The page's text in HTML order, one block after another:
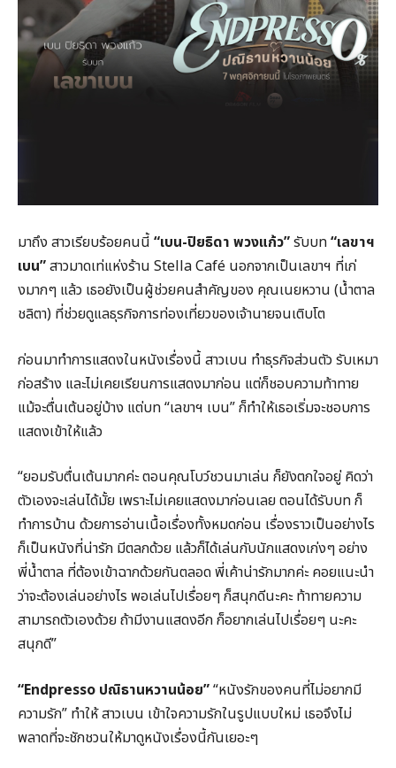
มาถึง สาวเรียบร้อยคนนี้ “เบน-ปิยธิดา พวงแก้ว”รับบท“เลขาฯ
เบน”สาวมาดเท่แห่งร้าน Stella Café นอกจากเป็นเลขาฯ ที่เก่
งมากๆ แล้ว เธอยังเป็นผู้ช่วยคนสำคัญของ คุณเนยหวาน (น้ำตาล
ชลิตา) ที่ช่วยดูแลธุรกิจการท่องเที่ยวของเจ้านายจนเติบโต
ก่อนมาทำการแสดงในหนังเรื่องนี้ สาวเบน ทำธุรกิจส่วนตัว รับเหมา
ก่อสร้าง และไม่เคยเรียนการแสดงมาก่อน แต่ก็ชอบความท้าทาย
แม้จะตื่นเต้นอยู่บ้าง แต่บท “เลขาฯ เบน” ก็ทำให้เธอเริ่มจะชอบการ
แสดงเข้าให้แล้ว
“ยอมรับตื่นเต้นมากค่ะ ตอนคุณโบว์ชวนมาเล่น ก็ยังตกใจอยู่ คิดว่า
ตัวเองจะเล่นได้มั้ย เพราะไม่เคยแสดงมาก่อนเลย ตอนได้รับบท ก็
ทำการบ้าน ด้วยการอ่านเนื้อเรื่องทั้งหมดก่อน เรื่องราวเป็นอย่างไร
ก็เป็นหนังที่น่ารัก มีตลกด้วย แล้วก็ได้เล่นกับนักแสดงเก่งๆ อย่าง
พี่น้ำตาล ที่ต้องเข้าฉากด้วยกันตลอด พี่เค้าน่ารักมากค่ะ คอยแนะนำ
ว่าจะต้องเล่นอย่างไร พอเล่นไปเรื่อยๆ ก็สนุกดีนะคะ ท้าทายความ
สามารถตัวเองด้วย ถ้ามีงานแสดงอีก ก็อยากเล่นไปเรื่อยๆ นะคะ
สนุกดี”
“Endpresso ปณิธานหวานน้อย”“หนังรักของคนที่ไม่อยากมี
ความรัก” ทำให้ สาวเบน เข้าใจความรักในรูปแบบใหม่ เธอจึงไม่
พลาดที่จะชักชวนให้มาดูหนังเรื่องนี้กันเยอะๆ